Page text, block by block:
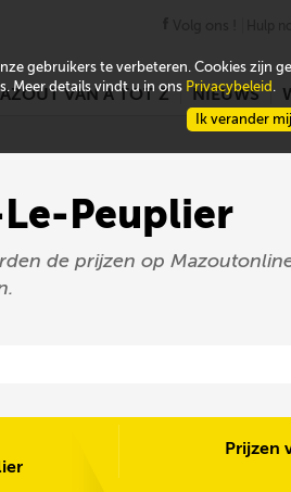
VAN A TOT Z NIEUWS
Peuplier
de prijzen op
Prijzen
gebruikers te verbeteren. Cookies zijn
Meer details vindt u in ons Privacybeleid .
Ik verander